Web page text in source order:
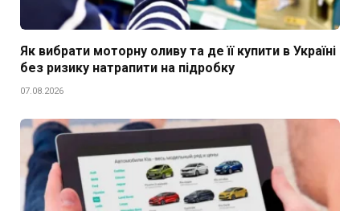
Як вибрати моторну оливу та де її купити в Україні
без ризику натрапити на підробку
07.08.2026